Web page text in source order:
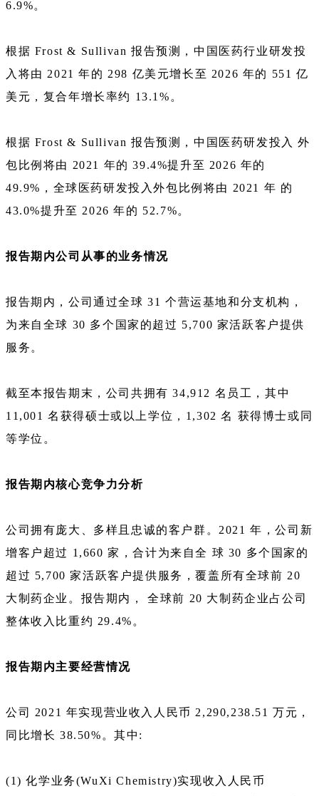
6.9%。
根据 Frost & Sullivan 报告预测，中国医药行业研发投
入将由 2021 年的 298 亿美元增长至 2026 年的 551 亿
美元，复合年增长率约 13.1%。
根据 Frost & Sullivan 报告预测，中国医药研发投入 外
包比例将由 2021 年的 39.4%提升至 2026 年的
49.9%，全球医药研发投入外包比例将由 2021 年 的
43.0%提升至 2026 年的 52.7%。
报告期内公司从事的业务情况
报告期内，公司通过全球 31 个营运基地和分支机构，
为来自全球 30 多个国家的超过 5,700 家活跃客户提供
服务。
截至本报告期末，公司共拥有 34,912 名员工，其中
11,001 名获得硕士或以上学位，1,302 名 获得博士或同
等学位。
报告期内核心竞争力分析
公司拥有庞大、多样且忠诚的客户群。2021 年，公司新
增客户超过 1,660 家，合计为来自全 球 30 多个国家的
超过 5,700 家活跃客户提供服务，覆盖所有全球前 20
大制药企业。报告期内， 全球前 20 大制药企业占公司
整体收入比重约 29.4%。
报告期内主要经营情况
公司 2021 年实现营业收入人民币 2,290,238.51 万元，
同比增长 38.50%。其中:
(1) 化学业务(WuXi Chemistry)实现收入人民币